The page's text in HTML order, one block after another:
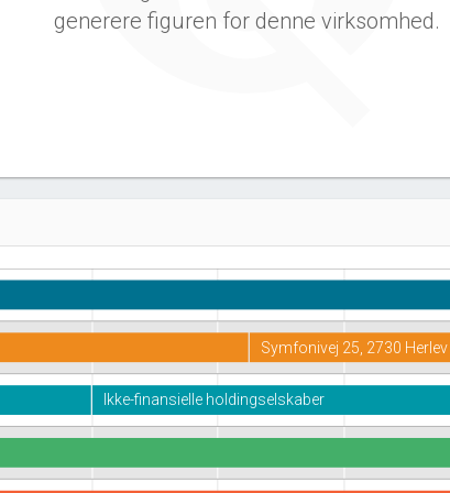
generere figuren for denne virksomhed.
Symfonivej 25, 2730 Herlev
Ikke-finansielle holdingselskaber